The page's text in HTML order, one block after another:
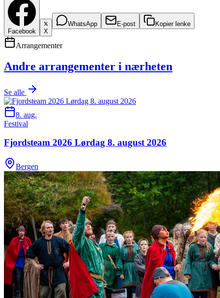
Facebook X
WhatsApp E-post Kopier lenke
Arrangementer
Andre arrangementer i nærheten
Se alle
8. aug.
Festival
Fjordsteam 2026 Lørdag 8. august 2026
Bergen